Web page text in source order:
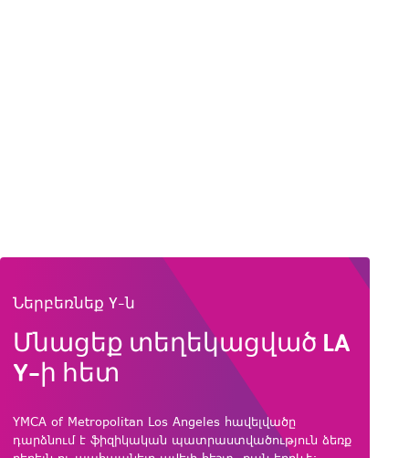
Ներբեռնեք Y-ն
Մնացեք տեղեկացված LA
Y-ի հետ
YMCA of Metropolitan Los Angeles հավելվածը
դարձնում է ֆիզիկական պատրաստվածություն ձեռք